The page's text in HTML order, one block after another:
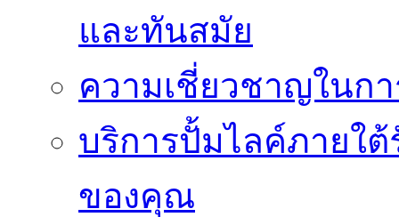
และทันสมัย
ความเชี่ยวชาญในก
บริการปั้มไลค์ภายใต้
ของคุณ